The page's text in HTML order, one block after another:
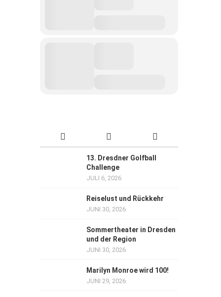
13. Dresdner Golfball
Challenge
JULI 6, 2026
Reiselust und Rückkehr
JUNI 30, 2026
Sommertheater in Dresden
und der Region
JUNI 30, 2026
Marilyn Monroe wird 100!
JUNI 29, 2026